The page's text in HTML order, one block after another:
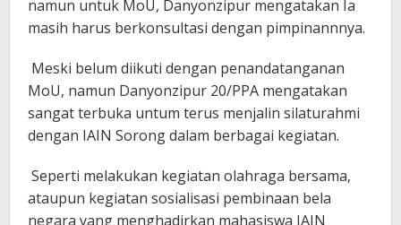
namun untuk MoU, Danyonzipur mengatakan Ia
masih harus berkonsultasi dengan pimpinannnya.
Meski belum diikuti dengan penandatanganan
MoU, namun Danyonzipur 20/PPA mengatakan
sangat terbuka untum terus menjalin silaturahmi
dengan IAIN Sorong dalam berbagai kegiatan.
Seperti melakukan kegiatan olahraga bersama,
ataupun kegiatan sosialisasi pembinaan bela
negara yang menghadirkan mahasiswa IAIN